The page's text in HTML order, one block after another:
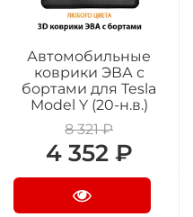
Автомобильные
коврики ЭВА с
бортами для Tesla
Model Y (20-н.в.)
8 321 ₽
4 352 ₽